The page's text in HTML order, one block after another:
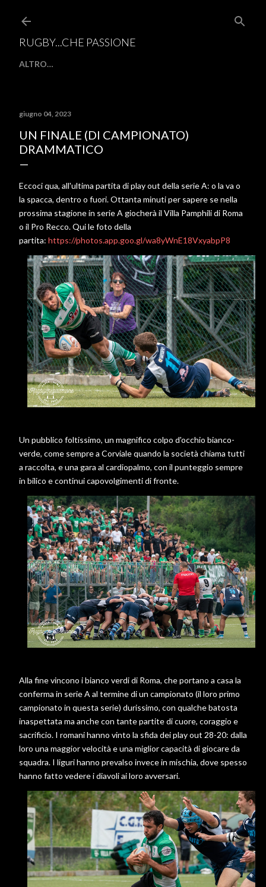
RUGBY...CHE PASSIONE
ALTRO…
giugno 04, 2023
UN FINALE (DI CAMPIONATO)
DRAMMATICO
Eccoci qua, all'ultima partita di play out della serie A: o la va o
la spacca, dentro o fuori. Ottanta minuti per sapere se nella
prossima stagione in serie A giocherà il Villa Pamphili di Roma
o il Pro Recco. Qui le foto della
partita: https://photos.app.goo.gl/wa8yWnE18VxyabpP8
Un pubblico foltissimo, un magnifico colpo d'occhio bianco-
verde, come sempre a Corviale quando la società chiama tutti
a raccolta, e una gara al cardiopalmo, con il punteggio sempre
in bilico e continui capovolgimenti di fronte.
Alla fine vincono i bianco verdi di Roma, che portano a casa la
conferma in serie A al termine di un campionato (il loro primo
campionato in questa serie) durissimo, con qualche batosta
inaspettata ma anche con tante partite di cuore, coraggio e
sacrificio. I romani hanno vinto la sfida dei play out 28-20: dalla
loro una maggior velocità e una miglior capacità di giocare da
squadra. I liguri hanno prevalso invece in mischia, dove spesso
hanno fatto vedere i diavoli ai loro avversari.